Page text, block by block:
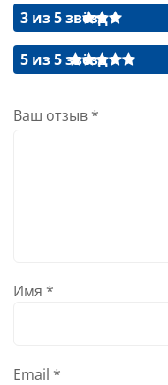
3 из 5 звёзд
5 из 5 звёзд
Ваш отзыв *
Имя *
Email *